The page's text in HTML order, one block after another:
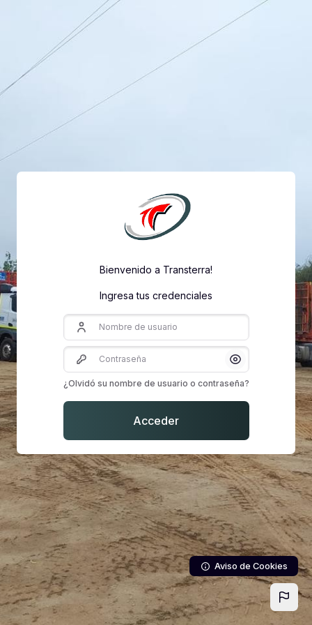
Salta al contenido principal
Bienvenido a Transterra!
Ingresa tus credenciales
Nombre de usuario
Contraseña
Mostrar/Ocultar
¿Olvidó su nombre de usuario o contraseña?
Acceder
Aviso de Cookies